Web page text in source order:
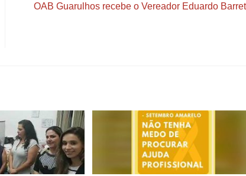
OAB Guarulhos recebe o Vereador Eduardo